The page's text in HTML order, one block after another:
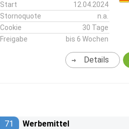
Start
12.04.2024
Stornoquote
n.a.
Cookie
30 Tage
Freigabe
bis 6 Wochen
Details
71 Werbemittel